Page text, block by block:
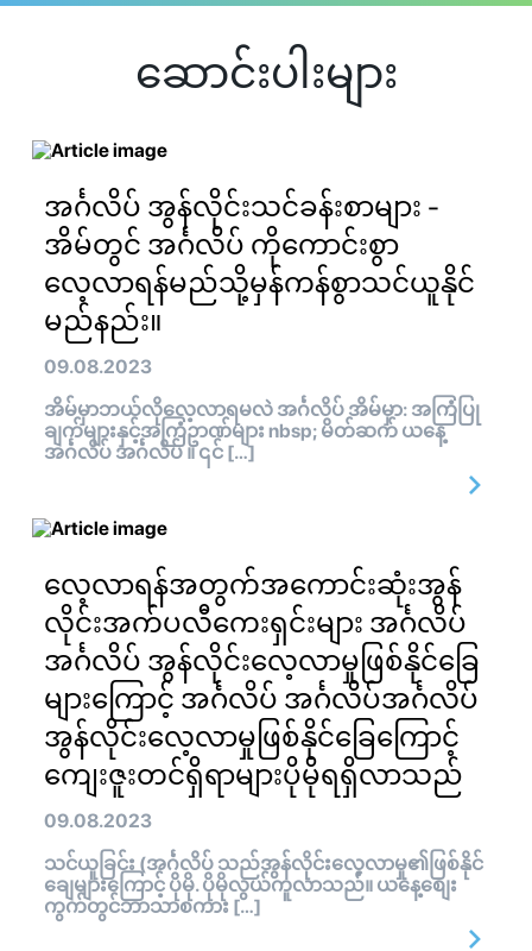
ဆောင်းပါးများ
အင်္ဂလိပ် အွန်လိုင်းသင်ခန်းစာများ -
အိမ်တွင် အင်္ဂလိပ် ကိုကောင်းစွာ
လေ့လာရန်မည်သို့မှန်ကန်စွာသင်ယူနိုင်
မည်နည်း။
09.08.2023
အိမ်မှာဘယ်လိုလေ့လာရမလဲ အင်္ဂလိပ် အိမ်မှာ: အကြံပြု
ချက်များနှင့်အကြံဥာဏ်များ nbsp; မိတ်ဆက် ယနေ့
အင်္ဂလိပ် အင်္ဂလိပ် ။ ၎င် […]
လေ့လာရန်အတွက်အကောင်းဆုံးအွန်
လိုင်းအက်ပလီကေးရှင်းများ အင်္ဂလိပ်
အင်္ဂလိပ် အွန်လိုင်းလေ့လာမှုဖြစ်နိုင်ခြေ
များကြောင့် အင်္ဂလိပ် အင်္ဂလိပ်အင်္ဂလိပ်
အွန်လိုင်းလေ့လာမှုဖြစ်နိုင်ခြေကြောင့်
ကျေးဇူးတင်ရှိရာများပိုမိုရရှိလာသည်
09.08.2023
သင်ယူခြင်း (အင်္ဂလိပ် သည်အွန်လိုင်းလေ့လာမှု၏ဖြစ်နိုင်
ချေများကြောင့် ပိုမို. ပိုမိုလွယ်ကူလာသည်။ ယနေ့စျေး
ကွက်တွင်ဘာသာစကား […]